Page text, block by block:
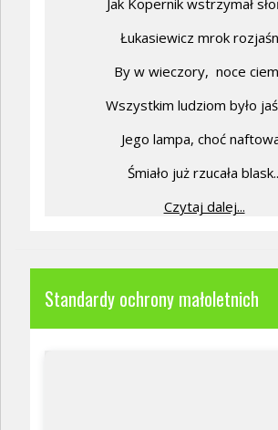
Łukasiewicz mrok
By w wieczory, noce
Wszystkim ludziom było
Jego lampa, choć
Śmiało już rzucała
Czytaj dalej...
Standardy ochrony małoletnich